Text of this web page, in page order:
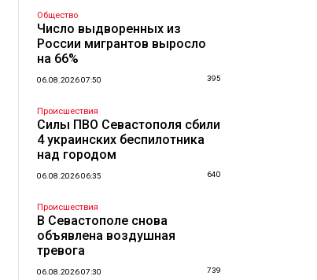
Общество
Число выдворенных из
России мигрантов выросло
на 66%
06.08.2026 07:50 395
Происшествия
Силы ПВО Севастополя сбили
4 украинских беспилотника
над городом
06.08.2026 06:35 640
Происшествия
В Севастополе снова
объявлена воздушная
тревога
06.08.2026 07:30 739